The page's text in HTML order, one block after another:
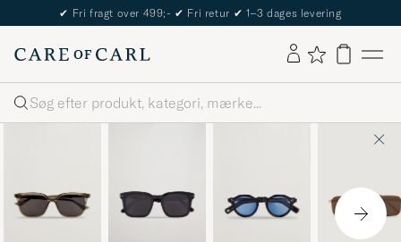
The Care of Carl Passport
Søg